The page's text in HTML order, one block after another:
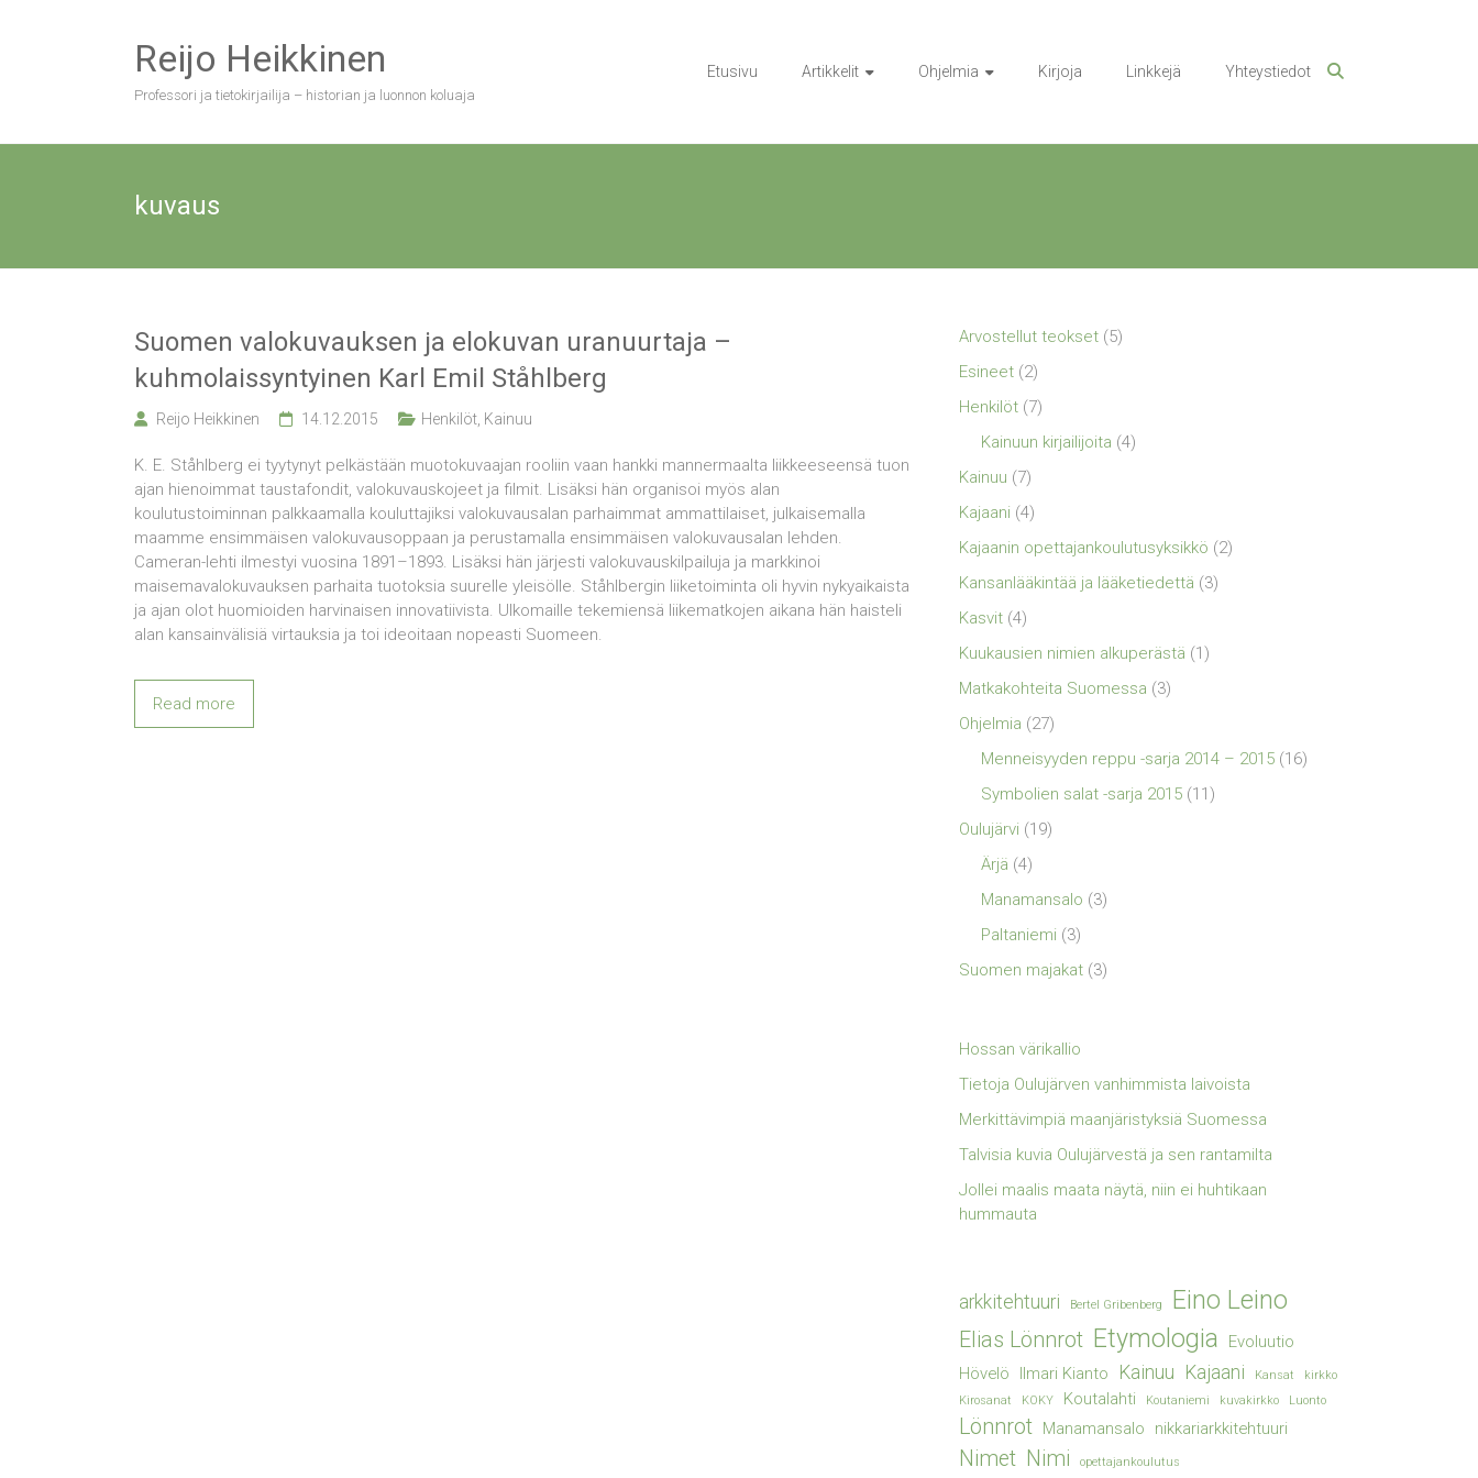
Reijo Heikkinen
Professori ja tietokirjailija – historian ja luonnon koluaja
Etusivu Artikkelit Ohjelmia Kirjoja Linkkejä Yhteystiedot
kuvaus
Suomen valokuvauksen ja elokuvan uranuurtaja –
kuhmolaissyntyinen Karl Emil Ståhlberg
Reijo Heikkinen 14.12.2015 Henkilöt Kainuu
K. E. Ståhlberg ei tyytynyt pelkästään muotokuvaajan rooliin vaan hankki mannermaalta liikkeeseensä tuon
ajan hienoimmat taustafondit, valokuvauskojeet ja filmit. Lisäksi hän organisoi myös alan
koulutustoiminnan palkkaamalla kouluttajiksi valokuvausalan parhaimmat ammattilaiset, julkaisemalla
maamme ensimmäisen valokuvausoppaan ja perustamalla ensimmäisen valokuvausalan lehden.
Cameran-lehti ilmestyi vuosina 1891–1893. Lisäksi hän järjesti valokuvauskilpailuja ja markkinoi
maisemavalokuvauksen parhaita tuotoksia suurelle yleisölle. Ståhlbergin liiketoiminta oli hyvin nykyaikaista
ja ajan olot huomioiden harvinaisen innovatiivista. Ulkomaille tekemiensä liikematkojen aikana hän haisteli
alan kansainvälisiä virtauksia ja toi ideoitaan nopeasti Suomeen.
Read more
Arvostellut teokset (5)
Esineet (2)
Henkilöt (7)
Kainuun kirjailijoita (4)
Kainuu (7)
Kajaani (4)
Kajaanin opettajankoulutusyksikkö (2)
Kansanlääkintää ja lääketiedettä (3)
Kasvit (4)
Kuukausien nimien alkuperästä (1)
Matkakohteita Suomessa (3)
Ohjelmia (27)
Menneisyyden reppu -sarja 2014 – 2015 (16)
Symbolien salat -sarja 2015 (11)
Oulujärvi (19)
Ärjä (4)
Manamansalo (3)
Paltaniemi (3)
Suomen majakat (3)
Hossan värikallio
Tietoja Oulujärven vanhimmista laivoista
Merkittävimpiä maanjäristyksiä Suomessa
Talvisia kuvia Oulujärvestä ja sen rantamilta
Jollei maalis maata näytä, niin ei huhtikaan
hummauta
arkkitehtuuri Bertel Gribenberg Eino Leino
Elias Lönnrot Etymologia
Evoluutio
Hövelö
Ilmari Kianto Kainuu Kajaani Kansat
kirkko
Kirosanat
KOKY Koutalahti Koutaniemi kuvakirkko Luonto
Lönnrot Manamansalo nikkariarkkitehtuuri
Nimet Nimi opettajankoulutus